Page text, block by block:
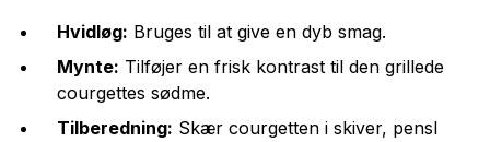
Hvidløg: Bruges til at give en dyb smag.
Mynte: Tilføjer en frisk kontrast til den grillede
courgettes sødme.
Tilberedning: Skær courgetten i skiver, pensl